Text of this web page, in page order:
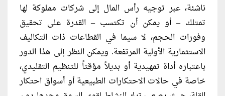
ناشئة، عبر توجيه رأس المال إلى شركات مملوكة لها
تمتلك – أو يمكن أن تكتسب – القدرة على تحقيق
وفورات الحجم، لا سيما في القطاعات ذات التكاليف
الاستثمارية الأولية المرتفعة. ويمكن النظر إلى هذا الدور
باعتباره أداة تمهيدية أو بديلاً مؤقتاً للتنظيم التقليدي،
خاصة في حالات الاحتكارات الطبيعية أو أسواق احتكار